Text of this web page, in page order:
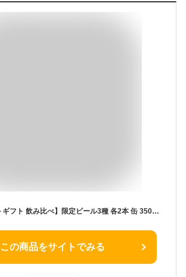
【クラフトビール ギフト 飲み比べ】限定ビール3種 各2本 缶 350ml x 6本セット／誕生日 記念日 贈り物 詰め合わせ お祝い（アワード受賞歴多数）
この商品をサイトでみる